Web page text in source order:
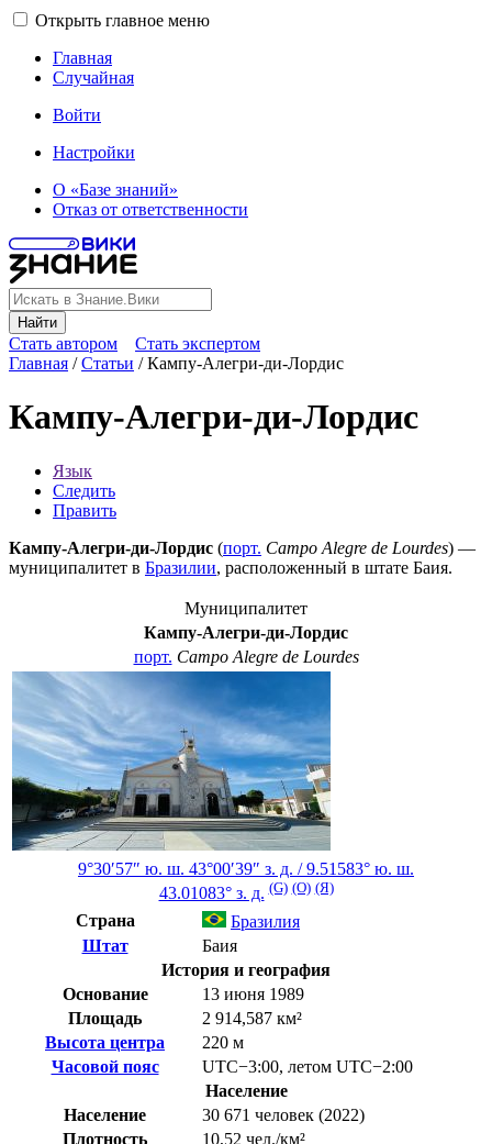
Открыть главное меню
Главная
Случайная
Войти
Настройки
О «Базе знаний»
Отказ от ответственности
Найти
Стать автором
Стать экспертом
Главная /Статьи /Кампу-Алегри-ди-Лордис
Кампу-Алегри-ди-Лордис
Язык
Следить
Править
Кампу-Алегри-ди-Лордис (порт. Campo Alegre de Lourdes) —
муниципалитет в Бразилии, расположенный в штате Баия.
Муниципалитет
Кампу-Алегри-ди-Лордис
порт. Campo Alegre de Lourdes
9°30′57″ ю. ш. 43°00′39″ з. д. /9.51583° ю. ш.
43.01083° з. д. (G) (O) (Я)
Страна
Бразилия
Штат
Баия
История и география
Основание
13 июня 1989
Площадь
2 914,587 км²
Высота центра
220 м
Часовой пояс
UTC−3:00, летом UTC−2:00
Население
Население
30 671 человек (2022)
Плотность
10,52 чел./км²